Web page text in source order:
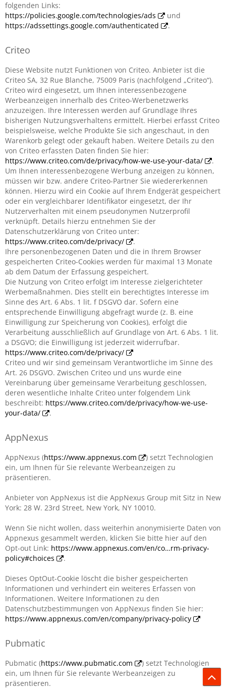
folgenden Links:
https://policies.google.com/technologies/ads
und
https://adssettings.google.com/authenticated
.
Criteo
Diese Website nutzt Funktionen von Criteo. Anbieter ist die
Criteo SA, 32 Rue Blanche, 75009 Paris (nachfolgend „Criteo“).
Criteo wird eingesetzt, um Ihnen interessenbezogene
Werbeanzeigen innerhalb des Criteo-Werbenetzwerks
anzuzeigen. Ihre Interessen werden auf Grundlage Ihres
bisherigen Nutzungsverhaltens ermittelt. Hierbei erfasst Criteo
beispielsweise, welche Produkte Sie sich angeschaut, in den
Warenkorb gelegt oder gekauft haben. Weitere Details zu den
von Criteo erfassten Daten finden Sie hier:
https://www.criteo.com/de/privacy/how-we-use-your-data/
.
Um Ihnen interessenbezogene Werbung anzeigen zu können,
müssen wir bzw. andere Criteo-Partner Sie wiedererkennen
können. Hierzu wird ein Cookie auf Ihrem Endgerät gespeichert
oder ein vergleichbarer Identifikator eingesetzt, der Ihr
Nutzerverhalten mit einem pseudonymen Nutzerprofil
verknüpft. Details hierzu entnehmen Sie der
Datenschutzerklärung von Criteo unter:
https://www.criteo.com/de/privacy/
.
Ihre personenbezogenen Daten und die in Ihrem Browser
gespeicherten Criteo-Cookies werden für maximal 13 Monate
ab dem Datum der Erfassung gespeichert.
Die Nutzung von Criteo erfolgt im Interesse zielgerichteter
Werbemaßnahmen. Dies stellt ein berechtigtes Interesse im
Sinne des Art. 6 Abs. 1 lit. f DSGVO dar. Sofern eine
entsprechende Einwilligung abgefragt wurde (z. B. eine
Einwilligung zur Speicherung von Cookies), erfolgt die
Verarbeitung ausschließlich auf Grundlage von Art. 6 Abs. 1 lit.
a DSGVO; die Einwilligung ist jederzeit widerrufbar.
https://www.criteo.com/de/privacy/
Criteo und wir sind gemeinsam Verantwortliche im Sinne des
Art. 26 DSGVO. Zwischen Criteo und uns wurde eine
Vereinbarung über gemeinsame Verarbeitung geschlossen,
deren wesentliche Inhalte Criteo unter folgendem Link
beschreibt: https://www.criteo.com/de/privacy/how-we-use-
your-data/
.
AppNexus
AppNexus (https://www.appnexus.com
) setzt Technologien
ein, um Ihnen für Sie relevante Werbeanzeigen zu
präsentieren.
Anbieter von AppNexus ist die AppNexus Group mit Sitz in New
York: 28 W. 23rd Street, New York, NY 10010.
Wenn Sie nicht wollen, dass weiterhin anonymisierte Daten von
Appnexus gesammelt werden, klicken Sie bitte hier auf den
Opt-out Link: https://www.appnexus.com/en/co…rm-privacy-
policy#choices
.
Dieses OptOut-Cookie löscht die bisher gespeicherten
Informationen und verhindert ein weiteres Erfassen von
Informationen. Weitere Informationen zu den
Datenschutzbestimmungen von AppNexus finden Sie hier:
https://www.appnexus.com/en/company/privacy-policy
Pubmatic
Pubmatic (https://www.pubmatic.com
) setzt Technologien
ein, um Ihnen für Sie relevante Werbeanzeigen zu
präsentieren.